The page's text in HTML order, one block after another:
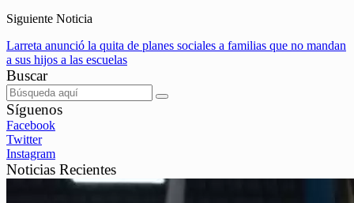
Siguiente Noticia
Larreta anunció la quita de planes sociales a familias que no mandan
a sus hijos a las escuelas
Buscar
Síguenos
Facebook
Twitter
Instagram
Noticias Recientes